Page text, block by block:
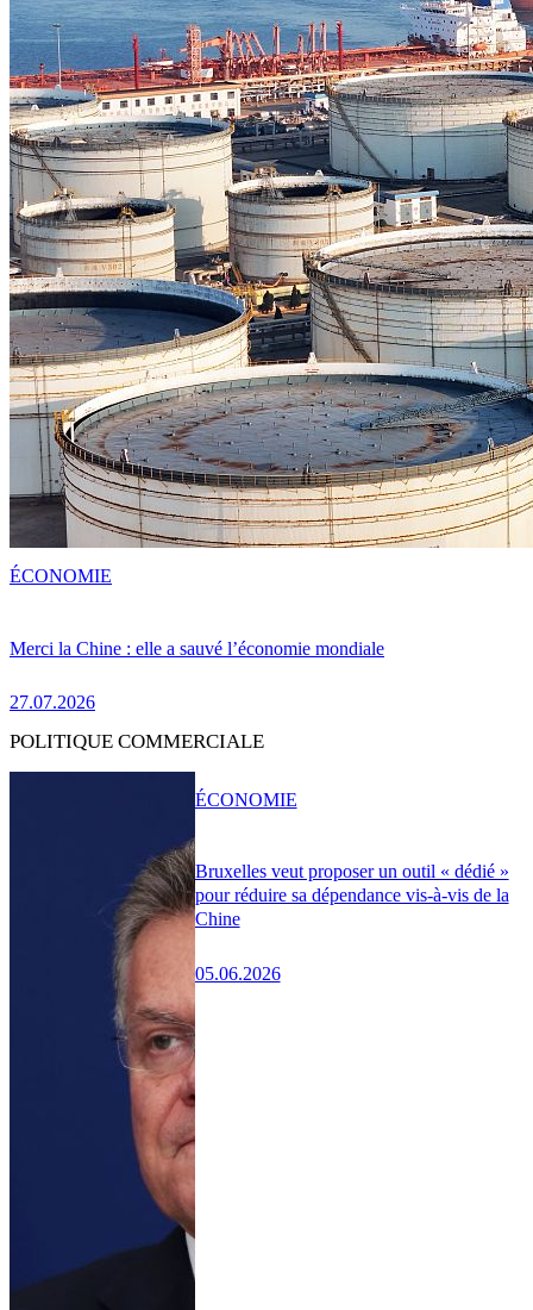
Merci la Chine : elle a sauvé l’économie mondiale
27.07.2026
ÉCONOMIE
POLITIQUE COMMERCIALE
Bruxelles veut proposer un outil « dédié »
pour réduire sa dépendance vis-à-vis de la
Chine
05.06.2026
ÉCONOMIE